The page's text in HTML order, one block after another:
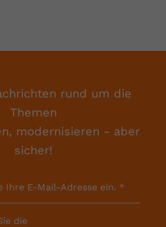
rund um die
Themen
modernisieren - aber
sicher!
Ihre E-Mail-Adresse ein. *
die